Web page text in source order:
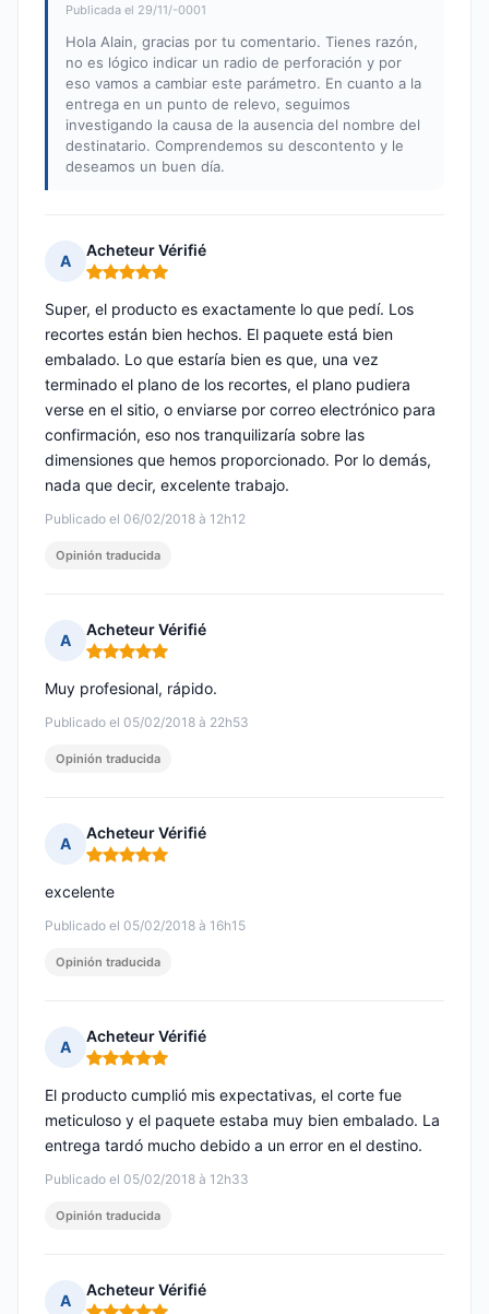
Publicada el 29/11/-0001
Hola Alain, gracias por tu comentario. Tienes razón,
no es lógico indicar un radio de perforación y por
eso vamos a cambiar este parámetro. En cuanto a la
entrega en un punto de relevo, seguimos
investigando la causa de la ausencia del nombre del
destinatario. Comprendemos su descontento y le
deseamos un buen día.
A
Acheteur Vérifié
Nota: 5 de 5
Publicado el 06/02/2018 à 12h12
Super, el producto es exactamente lo que pedí. Los
recortes están bien hechos. El paquete está bien
embalado. Lo que estaría bien es que, una vez
terminado el plano de los recortes, el plano pudiera
verse en el sitio, o enviarse por correo electrónico para
confirmación, eso nos tranquilizaría sobre las
dimensiones que hemos proporcionado. Por lo demás,
nada que decir, excelente trabajo.
Opinión traducida
A
Acheteur Vérifié
Nota: 5 de 5
Publicado el 05/02/2018 à 22h53
Muy profesional, rápido.
Opinión traducida
A
Acheteur Vérifié
Nota: 5 de 5
Publicado el 05/02/2018 à 16h15
excelente
Opinión traducida
A
Acheteur Vérifié
Nota: 5 de 5
Publicado el 05/02/2018 à 12h33
El producto cumplió mis expectativas, el corte fue
meticuloso y el paquete estaba muy bien embalado. La
entrega tardó mucho debido a un error en el destino.
Opinión traducida
A
Acheteur Vérifié